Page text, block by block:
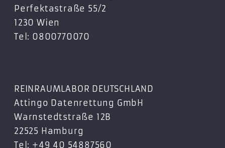
Perfektastraße 55/2
1230 Wien
Tel: 0800770070
REINRAUMLABOR DEUTSCHLAND
Attingo Datenrettung GmbH
Warnstedtstraße 12B
22525 Hamburg
Tel: +49 40 54887560